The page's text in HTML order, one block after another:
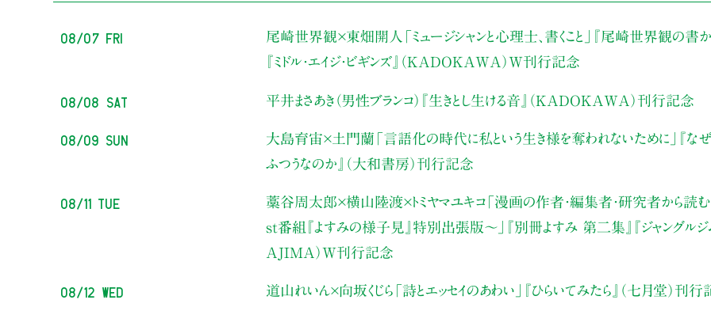
08/07 Fri 尾崎世界観×東畑開人 「ミュージシャンと心理士、書くこと」
『尾崎世界観の書か
『ミドル・エイジ・ビギンズ』（KADOKAWA）W刊行記念
08/08 Sat 平井まさあき（男性ブランコ） 『生きとし生ける音』（KADOKAWA）刊行記念
08/09 Sun 大島育宙×土門蘭 「言語化の時代に私という生き様を奪われないために」
『な
ふつうなのか』（大和書房）刊行記念
08/11 Tue 藁谷周太郎×横山陸渡×トミヤマユキコ「漫画の作者・編集者・研究者から読む
st番組『よすみの様子見』特別出張版〜」
『別冊よすみ 第二集』『ジャングル
AJIMA）W刊行記念
08/12 Wed 道山れいん×向坂くじら 「詩とエッセイのあわい」 『ひらいてみたら』（七月堂）刊